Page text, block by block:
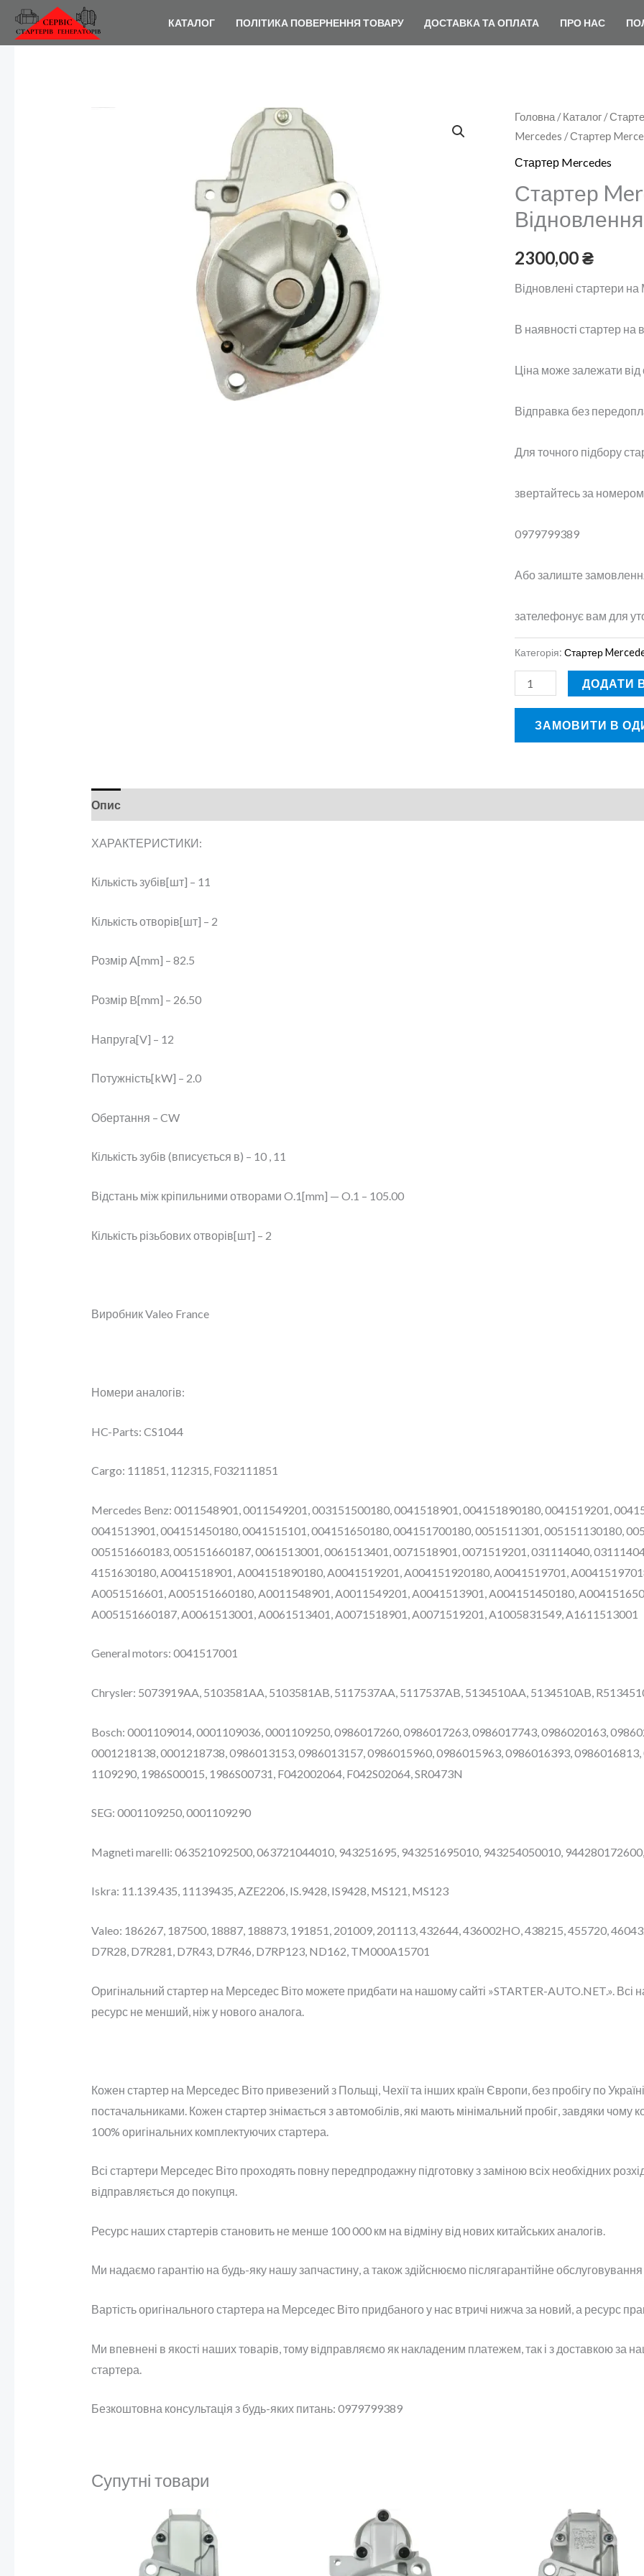
Перейти
КАТАЛОГ ПОЛІТИКА ПОВЕРНЕННЯ ТОВАРУ ДОСТАВКА ТА ОПЛАТА ПРО НАС
Головна/Каталог/
Mercedes / Стартер
Стартер Mercedes
Стартер
Відновлення
2300,00₴
Відновлені стартери
В наявності стартер на
Ціна може залежати від
Відправка без
Для точного підбору
звертайтесь за
0979799389
Або залиште
зателефонує вам для
Категорія: Стартер
Стартер
Mercedes
Vito
Відновлення
кількість
ДОДАТИ
ЗАМОВИТИ В
Опис
ХАРАКТЕРИСТИКИ:
Кількість зубів[шт] – 11
Кількість отворів[шт] – 2
Розмір A[mm] – 82.5
Розмір B[mm] – 26.50
Напруга[V] – 12
Потужність[kW] – 2.0
Обертання – CW
Кількість зубів (вписується в) – 10 , 11
Відстань між кріпильними отворами O.1[mm] — O.1 – 105.00
Кількість різьбових отворів[шт] – 2
Виробник Valeo France
Номери аналогів:
HC-Parts: CS1044
Cargo: 111851, 112315, F032111851
Mercedes Benz: 0011548901, 0011549201, 003151500180, 0041518901, 004151890180, 0041519201,
0041513901, 004151450180, 0041515101, 004151650180, 004151700180, 0051511301, 005151130180,
005151660183, 005151660187, 0061513001, 0061513401, 0071518901, 0071519201, 031114040,
4151630180, A0041518901, A004151890180, A0041519201, A004151920180, A0041519701,
A0051516601, A005151660180, A0011548901, A0011549201, A0041513901, A004151450180,
A005151660187, A0061513001, A0061513401, A0071518901, A0071519201, A1005831549, A1611513001
General motors: 0041517001
Chrysler: 5073919AA, 5103581AA, 5103581AB, 5117537AA, 5117537AB, 5134510AA, 5134510AB,
Bosch: 0001109014, 0001109036, 0001109250, 0986017260, 0986017263, 0986017743, 0986020163,
0001218138, 0001218738, 0986013153, 0986013157, 0986015960, 0986015963, 0986016393,
1109290, 1986S00015, 1986S00731, F042002064, F042S02064, SR0473N
SEG: 0001109250, 0001109290
Magneti marelli: 063521092500, 063721044010, 943251695, 943251695010, 943254050010,
Iskra: 11.139.435, 11139435, AZE2206, IS.9428, IS9428, MS121, MS123
Valeo: 186267, 187500, 18887, 188873, 191851, 201009, 201113, 432644, 436002HO, 438215, 455720,
D7R28, D7R281, D7R43, D7R46, D7RP123, ND162, TM000A15701
Оригінальний стартер на Мерседес Віто можете придбати на нашому сайті »STARTER-AUTO.NET.». Всі
ресурс не менший, ніж у нового аналога.
Кожен стартер на Мерседес Віто привезений з Польщі, Чехії та інших країн Європи, без пробігу по
постачальниками. Кожен стартер знімається з автомобілів, які мають мінімальний пробіг, завдяки чому
100% оригінальних комплектуючих стартера.
Всі стартери Мерседес Віто проходять повну передпродажну підготовку з заміною всіх необхідних
відправляється до покупця.
Ресурс наших стартерів становить не менше 100 000 км на відміну від нових китайських аналогів.
Ми надаємо гарантію на будь-яку нашу запчастину, а також здійснюємо післягарантійне
Вартість оригінального стартера на Мерседес Віто придбаного у нас втричі нижча за новий, а ресурс
Ми впевнені в якості наших товарів, тому відправляємо як накладеним платежем, так і з доставкою за
стартера.
Безкоштовна консультація з будь-яких питань: 0979799389
Супутні товари